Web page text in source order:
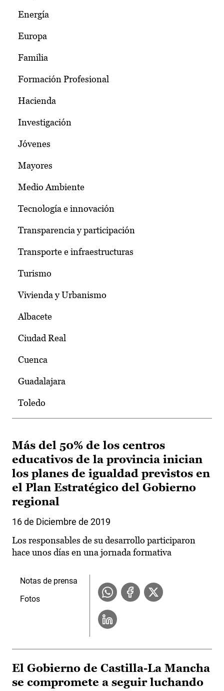
Energía
Europa
Familia
Formación Profesional
Hacienda
Investigación
Jóvenes
Mayores
Medio Ambiente
Tecnología e innovación
Transparencia y participación
Transporte e infraestructuras
Turismo
Vivienda y Urbanismo
Albacete
Ciudad Real
Cuenca
Guadalajara
Toledo
Más del 50% de los centros
educativos de la provincia inician
los planes de igualdad previstos en
el Plan Estratégico del Gobierno
regional
16 de Diciembre de 2019
Los responsables de su desarrollo participaron
hace unos días en una jornada formativa
Notas de prensa
Fotos
El Gobierno de Castilla-La Mancha
se compromete a seguir luchando